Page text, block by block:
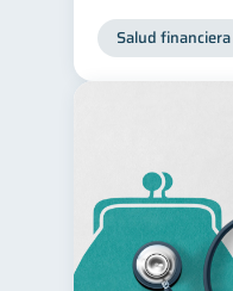
Salud financiera